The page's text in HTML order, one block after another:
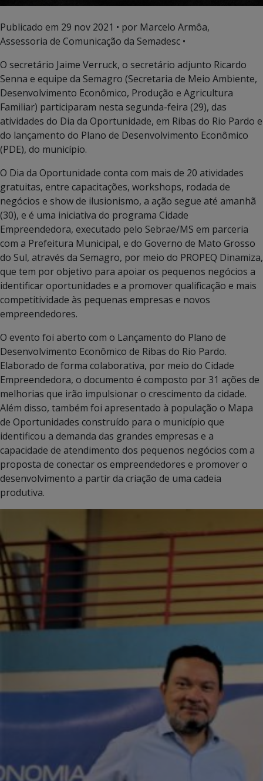
Publicado em 29 nov 2021 • por Marcelo Armôa,
Assessoria de Comunicação da Semadesc •
O secretário Jaime Verruck, o secretário adjunto Ricardo
Senna e equipe da Semagro (Secretaria de Meio Ambiente,
Desenvolvimento Econômico, Produção e Agricultura
Familiar) participaram nesta segunda-feira (29), das
atividades do Dia da Oportunidade, em Ribas do Rio Pardo e
do lançamento do Plano de Desenvolvimento Econômico
(PDE), do município.
O Dia da Oportunidade conta com mais de 20 atividades
gratuitas, entre capacitações, workshops, rodada de
negócios e show de ilusionismo, a ação segue até amanhã
(30), e é uma iniciativa do programa Cidade
Empreendedora, executado pelo Sebrae/MS em parceria
com a Prefeitura Municipal, e do Governo de Mato Grosso
do Sul, através da Semagro, por meio do PROPEQ Dinamiza,
que tem por objetivo para apoiar os pequenos negócios a
identificar oportunidades e a promover qualificação e mais
competitividade às pequenas empresas e novos
empreendedores.
O evento foi aberto com o Lançamento do Plano de
Desenvolvimento Econômico de Ribas do Rio Pardo.
Elaborado de forma colaborativa, por meio do Cidade
Empreendedora, o documento é composto por 31 ações de
melhorias que irão impulsionar o crescimento da cidade.
Além disso, também foi apresentado à população o Mapa
de Oportunidades construído para o município que
identificou a demanda das grandes empresas e a
capacidade de atendimento dos pequenos negócios com a
proposta de conectar os empreendedores e promover o
desenvolvimento a partir da criação de uma cadeia
produtiva.